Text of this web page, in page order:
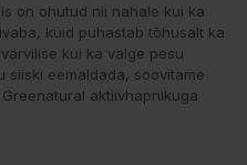
on ohutud nii nahale kui ka
kuid puhastab tõhusalt ka
kui ka valge pesu
siiski eemaldada, soovitame
aktiivhapnikuga